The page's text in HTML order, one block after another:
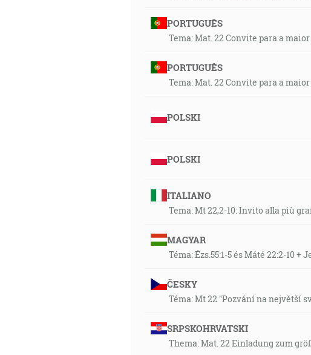
PORTUGUÊS
Tema: Mat. 22 Convite para a
PORTUGUÊS
Tema: Mat. 22 Convite para a
POLSKI
POLSKI
ITALIANO
Tema: Mt 22,2-10: Invito alla più
MAGYAR
Téma: Ézs.55:1-5 és Máté 22:2-10
ČESKY
Téma: Mt 22 "Pozvání na největší
SRPSKOHRVATSKI
Thema: Mat. 22 Einladung zum